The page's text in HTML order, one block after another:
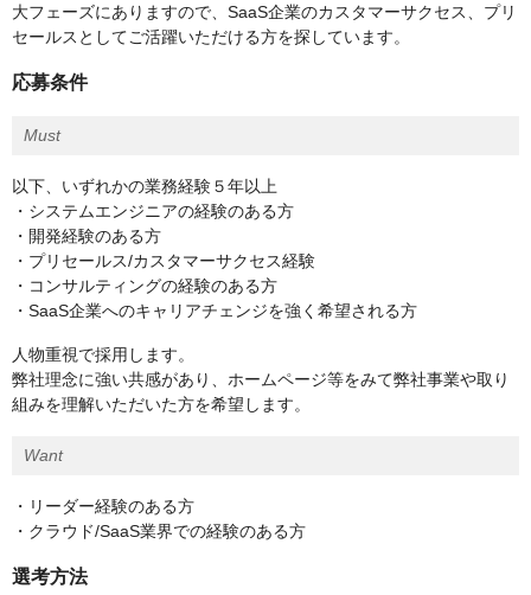
大フェーズにありますので、SaaS企業のカスタマーサクセス、プリ
セールスとしてご活躍いただける方を探しています。
応募条件
Must
以下、いずれかの業務経験５年以上
・システムエンジニアの経験のある方
・開発経験のある方
・プリセールス/カスタマーサクセス経験
・コンサルティングの経験のある方
・SaaS企業へのキャリアチェンジを強く希望される方
人物重視で採用します。
弊社理念に強い共感があり、ホームページ等をみて弊社事業や取り
組みを理解いただいた方を希望します。
Want
・リーダー経験のある方
・クラウド/SaaS業界での経験のある方
選考方法